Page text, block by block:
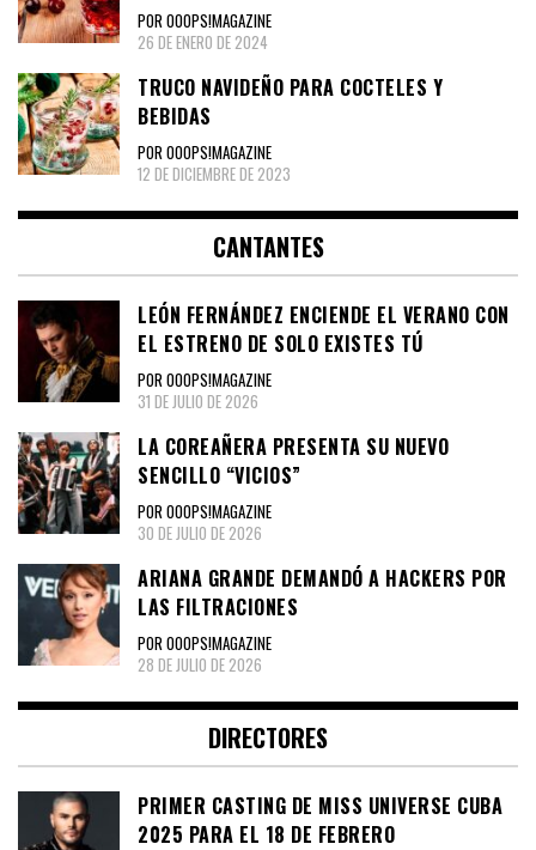
POR OOOPS!MAGAZINE
26 DE ENERO DE 2024
TRUCO NAVIDEÑO PARA COCTELES Y
BEBIDAS
POR OOOPS!MAGAZINE
12 DE DICIEMBRE DE 2023
CANTANTES
LEÓN FERNÁNDEZ ENCIENDE EL VERANO CON
EL ESTRENO DE SOLO EXISTES TÚ
POR OOOPS!MAGAZINE
31 DE JULIO DE 2026
LA COREAÑERA PRESENTA SU NUEVO
SENCILLO “VICIOS”
POR OOOPS!MAGAZINE
30 DE JULIO DE 2026
ARIANA GRANDE DEMANDÓ A HACKERS POR
LAS FILTRACIONES
POR OOOPS!MAGAZINE
28 DE JULIO DE 2026
DIRECTORES
PRIMER CASTING DE MISS UNIVERSE CUBA
2025 PARA EL 18 DE FEBRERO